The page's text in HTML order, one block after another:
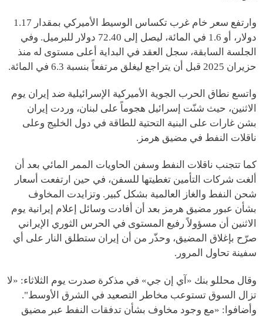
وارتفع سعر خام غرب تكساس الوسيط الأميركي بمقدار 1.17
دولار، أو 1.6 في المائة، ليصل إلى 72.40 دولار للبرميل. وفي
الجلسة السابقة، سجل العقد في البداية أعلى مستوى له منذ
حزيران 2025 قبل أن يتراجع ليغلق مرتفعاً بنسبة 6.3 في المائة.
واتسع نطاق الحرب الجوية الأميركية الإسرائيلية ضد إيران يوم
الاثنين، حيث شنّت إسرائيل هجوماً على لبنان، وردت إيران
بشن غارات على البنية التحتية للطاقة في دول الخليج وعلى
ناقلات النفط في مضيق هرمز.
كما تتجنب ناقلات النفط وسفن الحاويات الممر المائي بعد أن
ألغت شركات التأمين تغطيتها للسفن، في حين ارتفعت أسعار
شحن النفط والغاز العالمية بشكل كبير. وتزايدت المخاوف
بشأن عبور مضيق هرمز بعد أن أفادت وسائل إعلام إيرانية يوم
الاثنين أن مسؤولاً رفيع المستوى في الحرس الثوري الإيراني
صرّح بإغلاق المضيق، وحذّر من أن إيران ستطلق النار على أي
سفينة تحاول المرور.
وقال محللو بنك «آي إن جي» في مذكرة صدرت يوم الثلاثاء: «لا
تزال السوق تستوعب مخاطر التصعيد في الشرق الأوسط".
وأضافوا: «مع وجود مخاوف بشأن تدفقات النفط عبر مضيق